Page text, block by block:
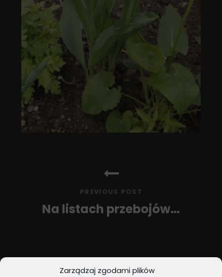
Zarządzaj zgodami plików
PREVIOUS POST
Na listach przebojów…